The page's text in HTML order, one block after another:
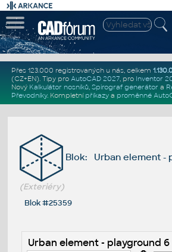
Přes 123.000 registrovaných u nás, celkem
(CZ+EN). Tipy pro AutoCAD 2027, pro Inventor
Nový Kalkulátor nosníků, Spirograf generátor a
Převodníky. Kompletní příkazya proměnné
Blok: Urban element -
(Exteriéry)
Blok #25359
Urban element - playground 6